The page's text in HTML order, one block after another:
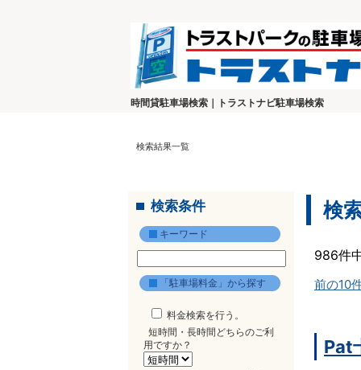
時間貸駐車場検索｜トラストナビ駐車場検索
検索結果一覧
検索条件
キーワード
「駐車場料金」から探す
料金検索を行う。
短時間・長時間どちらのご利
用ですか？
検
986件
前の10
Pat